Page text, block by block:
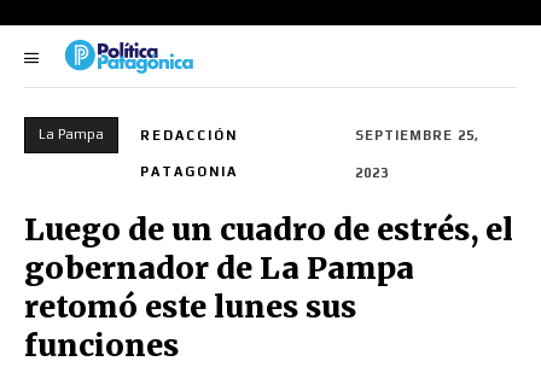
La Pampa REDACCIÓN
PATAGONIA
SEPTIEMBRE 25,
2023
Luego de un cuadro de estrés, el
gobernador de La Pampa
retomó este lunes sus
funciones